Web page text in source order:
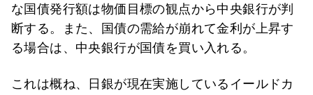
な国債発行額は物価目標の観点から中央銀行が判
断する。また、国債の需給が崩れて金利が上昇す
る場合は、中央銀行が国債を買い入れる。
これは概ね、日銀が現在実施しているイールドカ